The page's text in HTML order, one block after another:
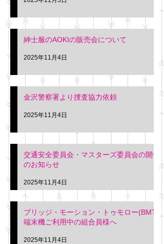
紳士服のAOKIの販売会について
2025年11月4日
金沢警察署より捜査協力依頼
2025年11月4日
交通安全委員会・マスターズ委員会の開催
のお知らせ
2025年11月4日
ブリッジ・モーション・トゥモロー(BMT)
端末機ご利用中の組合員様へ
2025年11月4日